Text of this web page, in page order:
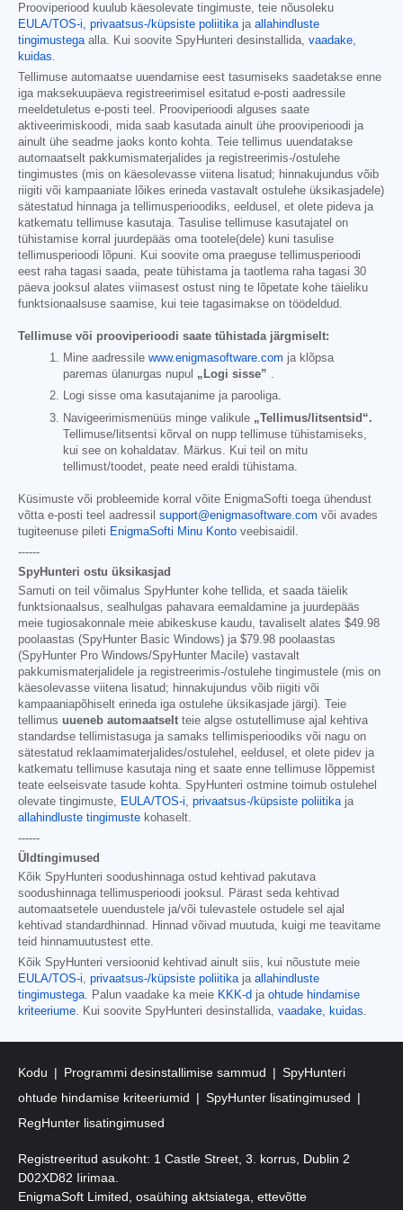
Prooviperiood kuulub käesolevate tingimuste, teie nõusoleku
EULA/TOS-i, privaatsus-/küpsiste poliitikaja allahindluste
tingimustegaalla. Kui soovite SpyHunteri desinstallida, vaadake,
kuidas.
Tellimuse automaatse uuendamise eest tasumiseks saadetakse enne
iga maksekuupäeva registreerimisel esitatud e-posti aadressile
meeldetuletus e-posti teel. Prooviperioodi alguses saate
aktiveerimiskoodi, mida saab kasutada ainult ühe prooviperioodi ja
ainult ühe seadme jaoks konto kohta. Teie tellimus uuendatakse
automaatselt pakkumismaterjalides ja registreerimis-/ostulehe
tingimustes (mis on käesolevasse viitena lisatud; hinnakujundus võib
riigiti või kampaaniate lõikes erineda vastavalt ostulehe üksikasjadele)
sätestatud hinnaga ja tellimusperioodiks, eeldusel, et olete pideva ja
katkematu tellimuse kasutaja. Tasulise tellimuse kasutajatel on
tühistamise korral juurdepääs oma tootele(dele) kuni tasulise
tellimusperioodi lõpuni. Kui soovite oma praeguse tellimusperioodi
eest raha tagasi saada, peate tühistama ja taotlema raha tagasi 30
päeva jooksul alates viimasest ostust ning te lõpetate kohe täieliku
funktsionaalsuse saamise, kui teie tagasimakse on töödeldud.
Tellimuse või prooviperioodi saate tühistada järgmiselt:
Mine aadressile www.enigmasoftware.com ja klõpsa
paremas ülanurgas nupul „Logi sisse” .
Logi sisse oma kasutajanime ja parooliga.
Navigeerimismenüüs minge valikule „Tellimus/litsentsid“.
Tellimuse/litsentsi kõrval on nupp tellimuse tühistamiseks,
kui see on kohaldatav. Märkus. Kui teil on mitu
tellimust/toodet, peate need eraldi tühistama.
Küsimuste või probleemide korral võite EnigmaSofti toega ühendust
võtta e-posti teel aadressil support@enigmasoftware.com või avades
tugiteenuse pileti EnigmaSofti Minu Konto veebisaidil.
------
SpyHunteri ostu üksikasjad
Samuti on teil võimalus SpyHunter kohe tellida, et saada täielik
funktsionaalsus, sealhulgas pahavara eemaldamine ja juurdepääs
meie tugiosakonnale meie abikeskuse kaudu, tavaliselt alates $49.98
poolaastas (SpyHunter Basic Windows) ja $79.98 poolaastas
(SpyHunter Pro Windows/SpyHunter Macile) vastavalt
pakkumismaterjalidele ja registreerimis-/ostulehe tingimustele (mis on
käesolevasse viitena lisatud; hinnakujundus võib riigiti või
kampaaniapõhiselt erineda iga ostulehe üksikasjade järgi). Teie
tellimus uueneb automaatselt teie algse ostutellimuse ajal kehtiva
standardse tellimistasuga ja samaks tellimisperioodiks või nagu on
sätestatud reklaamimaterjalides/ostulehel, eeldusel, et olete pidev ja
katkematu tellimuse kasutaja ning et saate enne tellimuse lõppemist
teate eelseisvate tasude kohta. SpyHunteri ostmine toimub ostulehel
olevate tingimuste,
EULA/TOS-i privaatsus-/küpsiste poliitika ja
allahindluste tingimuste kohaselt.
------
Üldtingimused
Kõik SpyHunteri soodushinnaga ostud kehtivad pakutava
soodushinnaga tellimusperioodi jooksul. Pärast seda kehtivad
automaatsetele uuendustele ja/või tulevastele ostudele sel ajal
kehtivad standardhinnad. Hinnad võivad muutuda, kuigi me teavitame
teid hinnamuutustest ette.
Kõik SpyHunteri versioonid kehtivad ainult siis, kui nõustute meie
EULA/TOS-i
privaatsus-/küpsiste poliitika ja allahindluste
tingimustega . Palun vaadake ka meie KKK-d ja ohtude hindamise
kriteeriume . Kui soovite SpyHunteri desinstallida, vaadake, kuidas
Kodu Programmi desinstallimise sammud
SpyHunteri
ohtude hindamise kriteeriumid
SpyHunter lisatingimused
RegHunter lisatingimused
Registreeritud asukoht: 1 Castle Street, 3. korrus, Dublin 2
D02XD82 Iirimaa.
EnigmaSoft Limited, osaühing aktsiatega, ettevõtte